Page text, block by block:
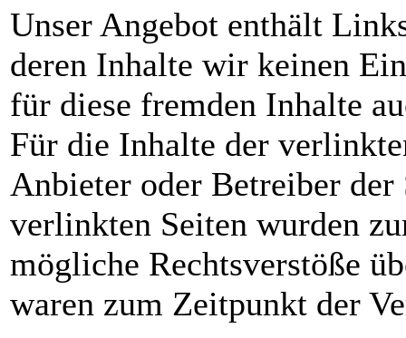
Unser Angebot enthält
deren Inhalte wir keinen
für diese fremden Inhalte
Für die Inhalte der
Anbieter oder Betreiber
verlinkten Seiten wurden
mögliche Rechtsverstöße
waren zum Zeitpunkt der